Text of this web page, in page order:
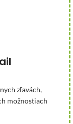
zľavách,
možnostiach